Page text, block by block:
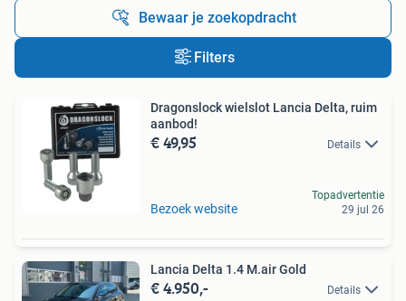
Bewaar je zoekopdracht
Filters
Dragonslock wielslot Lancia Delta, ruim
aanbod!
€ 49,95 Details
Bezoek website
Topadvertentie
29 jul 26
Lancia Delta 1.4 M.air Gold
€ 4.950,- Details